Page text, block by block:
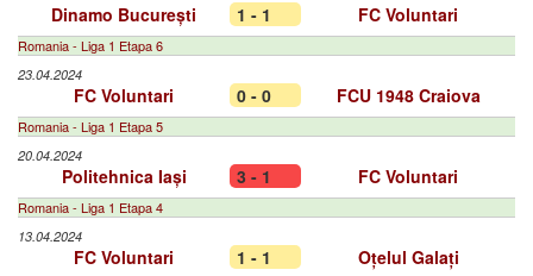
Dinamo București 1 - 1 FC Voluntari
Romania - Liga 1 Etapa 6
23.04.2024
FC Voluntari 0 - 0 FCU 1948 Craiova
Romania - Liga 1 Etapa 5
20.04.2024
Politehnica Iași 3 - 1 FC Voluntari
Romania - Liga 1 Etapa 4
13.04.2024
FC Voluntari 1 - 1 Oțelul Galați